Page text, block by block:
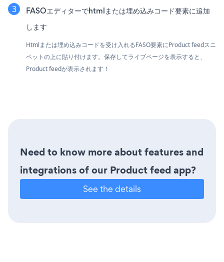
FASOエディターでhtmlまたは埋め込みコード要素に追加
します
Htmlまたは埋め込みコードを受け入れるFASO要素にProduct feedスニ
ペットの上に貼り付けます。保存してライブページを表示すると、
Product feedが表示されます！
Need to know more about features and
integrations of our Product feed app?
See the details